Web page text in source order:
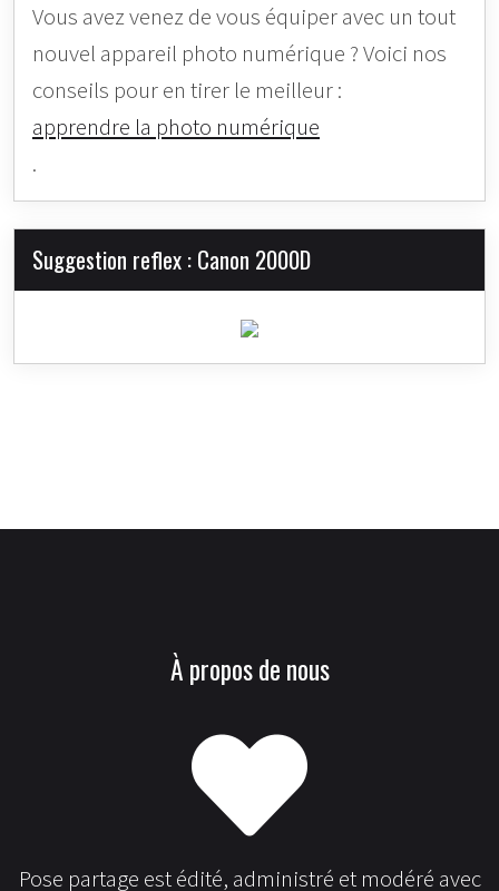
Vous avez venez de vous équiper avec un tout
nouvel appareil photo numérique ? Voici nos
conseils pour en tirer le meilleur :
apprendre la photo numérique
.
Suggestion reflex : Canon 2000D
À propos de nous
Pose partage est édité, administré et modéré avec